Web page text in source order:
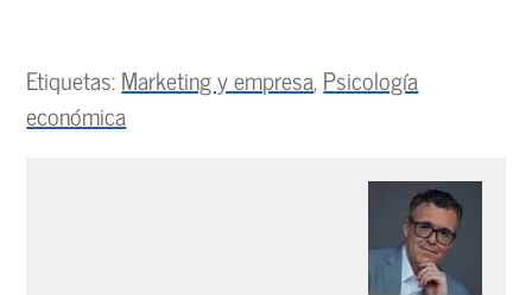
Etiquetas:Marketing y empresa,Psicología
económica